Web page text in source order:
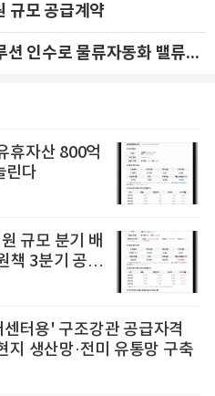
규모 공급계약
클로봇, 두산로지스틱스솔루션 인수로 물류자동화 밸류체인 확장 추진 - IBK투자증권
휴자산 800억
린다
규모 분기 배
책 3분기 공
터용' 구조강관 공급자격
생산망·전미 유통망 구축